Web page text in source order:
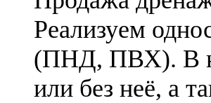
Реализуем
(ПНД, ПВХ). В
или без неё, а